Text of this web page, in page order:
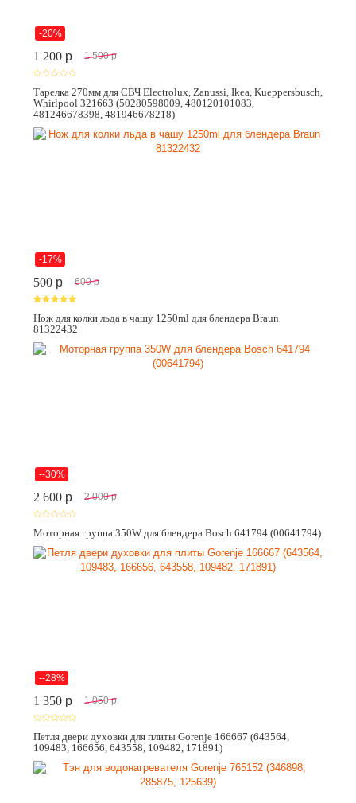
-20%
1 200 p 1 500 p
Тарелка 270мм для СВЧ Electrolux, Zanussi, Ikea, Kueppersbusch,
Whirlpool 321663 (50280598009, 480120101083,
481246678398, 481946678218)
-17%
500 p 600 p
Нож для колки льда в чашу 1250ml для блендера Braun
81322432
--30%
2 600 p 2 000 p
Моторная группа 350W для блендера Bosch 641794 (00641794)
--28%
1 350 p 1 050 p
Петля двери духовки для плиты Gorenje 166667 (643564,
109483, 166656, 643558, 109482, 171891)